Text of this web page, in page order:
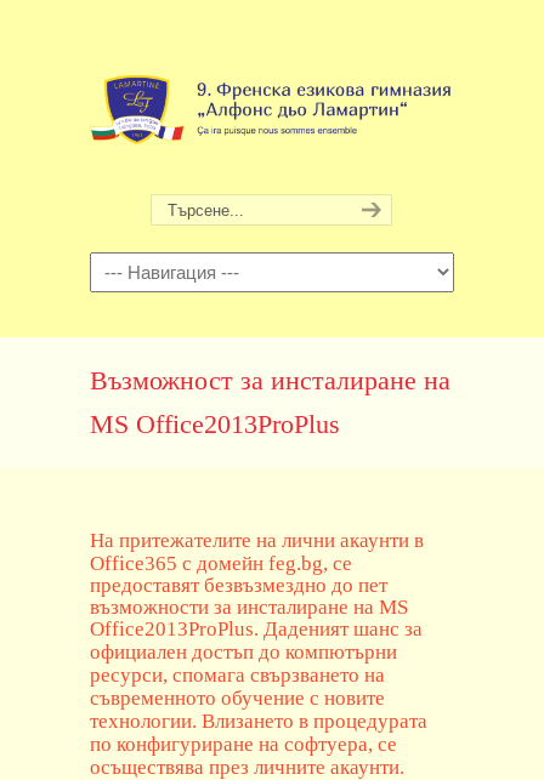
Навигация
Възможност за инсталиране на
MS Office2013ProPlus
На притежателите на лични акаунти в
Office365 с домейн feg.bg, се
предоставят безвъзмездно до пет
възможности за инсталиране на MS
Office2013ProPlus. Даденият шанс за
официален достъп до компютърни
ресурси, спомага свързването на
съвременното обучение с новите
технологии. Влизането в процедурата
по конфигуриране на софтуера, се
осъществява през личните акаунти.